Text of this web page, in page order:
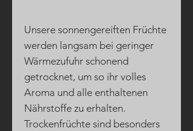
Unsere sonnengereiften Früchte
werden langsam bei geringer
Wärmezufuhr schonend
getrocknet, um so ihr volles
Aroma und alle enthaltenen
Nährstoffe zu erhalten.
Trockenfrüchte sind besonders